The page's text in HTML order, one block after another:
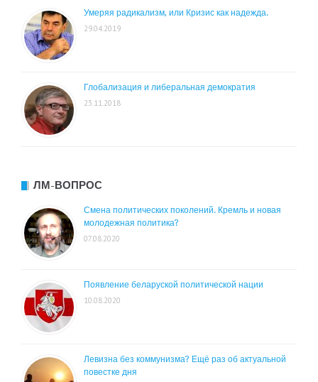
Умеряя радикализм, или Кризис как надежда.
29.04.2019
Глобализация и либеральная демократия
23.11.2018
ЛМ-ВОПРОС
Смена политических поколений. Кремль и новая
молодежная политика?
07.08.2020
Появление беларуской политической нации
10.08.2020
Левизна без коммунизма? Ещё раз об актуальной
повестке дня